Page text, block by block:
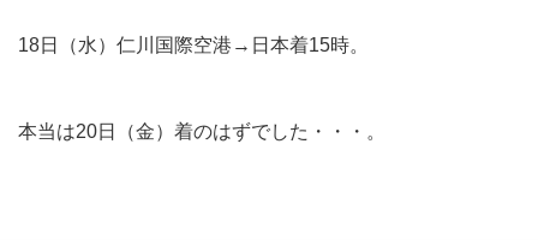
18日（水）仁川国際空港→日本着15時。
本当は20日（金）着のはずでした・・・。